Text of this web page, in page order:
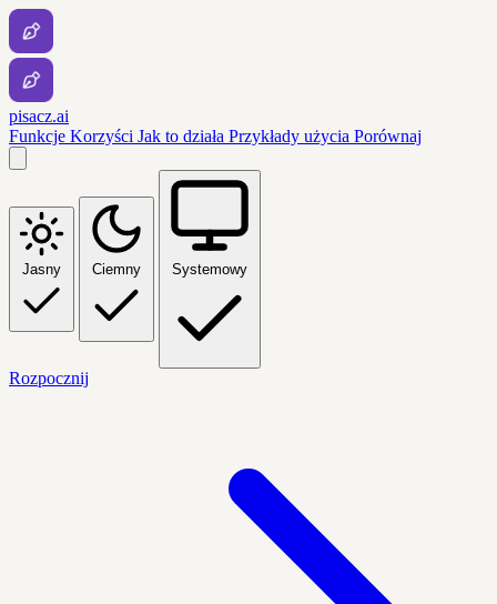
pisacz.ai
Funkcje Korzyści Jak to działa Przykłady użycia Porównaj
Jasny Ciemny Systemowy
Rozpocznij